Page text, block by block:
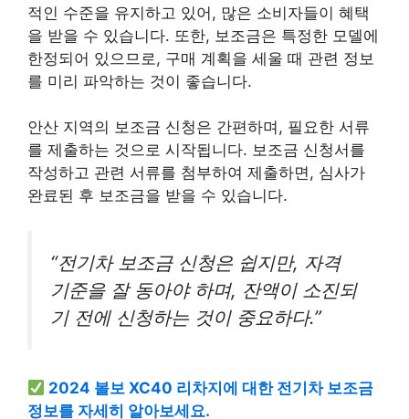
적인 수준을 유지하고 있어, 많은 소비자들이 혜택
을 받을 수 있습니다. 또한, 보조금은 특정한 모델에
한정되어 있으므로, 구매 계획을 세울 때 관련 정보
를 미리 파악하는 것이 좋습니다.
안산 지역의 보조금 신청은 간편하며, 필요한 서류
를 제출하는 것으로 시작됩니다. 보조금 신청서를
작성하고 관련 서류를 첨부하여 제출하면, 심사가
완료된 후 보조금을 받을 수 있습니다.
“전기차 보조금 신청은 쉽지만, 자격
기준을 잘 동아야 하며, 잔액이 소진되
기 전에 신청하는 것이 중요하다.”
2024 볼보 XC40 리차지에 대한 전기차 보조금
정보를 자세히 알아보세요.